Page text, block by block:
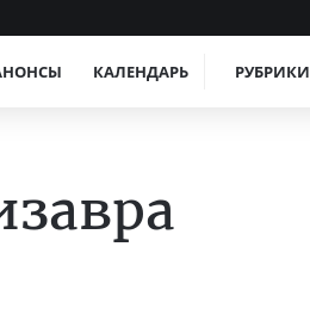
КАЛЕНДАРЬ РУБРИКИ